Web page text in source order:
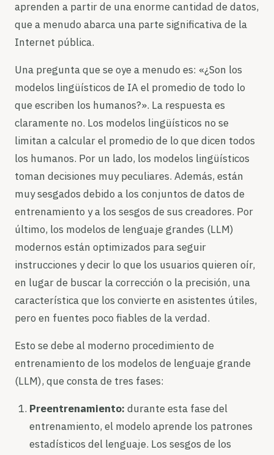
aprenden a partir de una enorme cantidad de datos,
que a menudo abarca una parte significativa de la
Internet pública.
Una pregunta que se oye a menudo es: «¿Son los
modelos lingüísticos de IA el promedio de todo lo
que escriben los humanos?». La respuesta es
claramente no. Los modelos lingüísticos no se
limitan a calcular el promedio de lo que dicen todos
los humanos. Por un lado, los modelos lingüísticos
toman decisiones muy peculiares. Además, están
muy sesgados debido a los conjuntos de datos de
entrenamiento y a los sesgos de sus creadores. Por
último, los modelos de lenguaje grandes (LLM)
modernos están optimizados para seguir
instrucciones y decir lo que los usuarios quieren oír,
en lugar de buscar la corrección o la precisión, una
característica que los convierte en asistentes útiles,
pero en fuentes poco fiables de la verdad.
Esto se debe al moderno procedimiento de
entrenamiento de los modelos de lenguaje grande
(LLM), que consta de tres fases:
Preentrenamiento: durante esta fase del
entrenamiento, el modelo aprende los patrones
estadísticos del lenguaje. Los sesgos de los